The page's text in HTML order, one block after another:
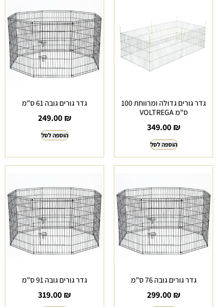
גדר גורים גדולה ומרווחת 100
ס"מ VOLTREGA
349.00 ₪
הוספה לסל
גדר גורים גובה 61 ס"מ
249.00 ₪
הוספה לסל
גדר גורים גובה 76 ס"מ
299.00 ₪
גדר גורים גובה 91 ס"מ
319.00 ₪